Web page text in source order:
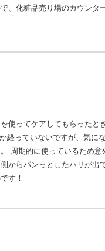
、化粧品売り場のカウンタ
使ってケアしてもらったと
経っていないですが、気に
周期的に使っているため
からパンっとしたハリが出
す！